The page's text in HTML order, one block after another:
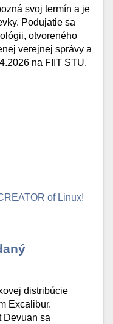
svoj termín a je
Podujatie sa
otvoreného
verejnej správy a
na FIIT STU.
of Linux!
distribúcie
Excalibur.
Devuan sa